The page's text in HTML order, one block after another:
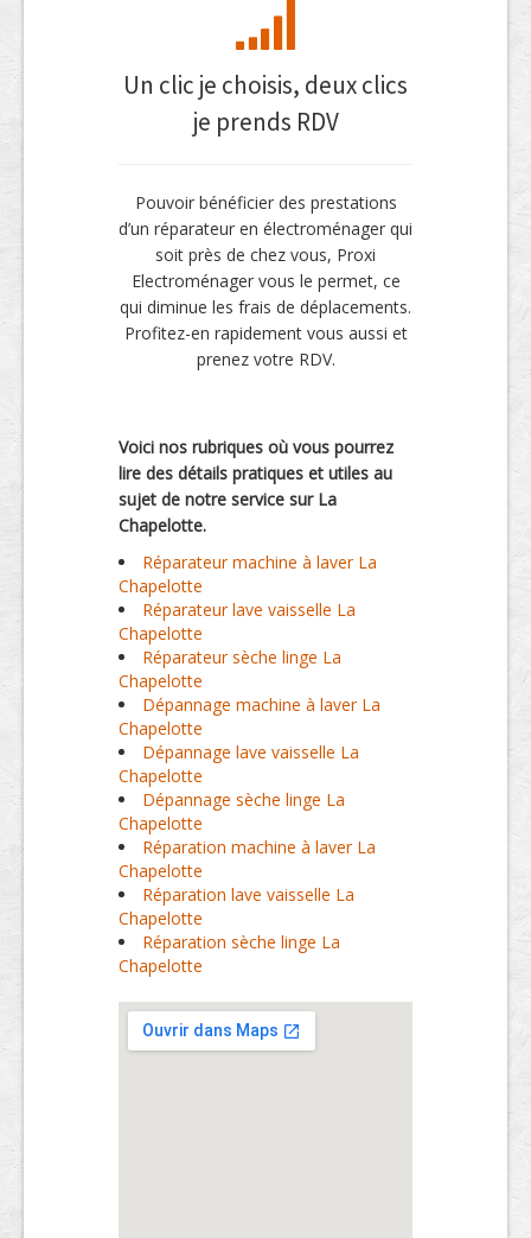
Un clic je choisis, deux clics
je prends RDV
Pouvoir bénéficier des prestations
d’un réparateur en électroménager qui
soit près de chez vous, Proxi
Electroménager vous le permet, ce
qui diminue les frais de déplacements.
Profitez-en rapidement vous aussi et
prenez votre RDV.
Voici nos rubriques où vous pourrez
lire des détails pratiques et utiles au
sujet de notre service sur La
Chapelotte.
Réparateur machine à laver La
Chapelotte
Réparateur lave vaisselle La
Chapelotte
Réparateur sèche linge La
Chapelotte
Dépannage machine à laver La
Chapelotte
Dépannage lave vaisselle La
Chapelotte
Dépannage sèche linge La
Chapelotte
Réparation machine à laver La
Chapelotte
Réparation lave vaisselle La
Chapelotte
Réparation sèche linge La
Chapelotte